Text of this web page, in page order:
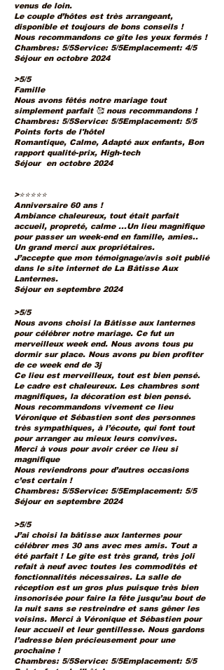
venus de loin.
Le couple d’hôtes est très arrangeant,
disponible et toujours de bons conseils !
Nous recommandons ce gîte les yeux fermés !
Chambres: 5/5Service: 5/5Emplacement: 4/5
Séjour en octobre 2024
>5/5
Famille
Nous avons fêtés notre mariage tout
simplement parfait 🥰 nous recommandons !
Chambres: 5/5Service: 5/5Emplacement: 5/5
Points forts de l'hôtel
Romantique, Calme, Adapté aux enfants, Bon
rapport qualité-prix, High-tech
Séjour en octobre 2024
>⭐⭐⭐⭐⭐
Anniversaire 60 ans !
Ambiance chaleureux, tout était parfait
accueil, propreté, calme ...Un lieu magnifique
pour passer un week-end en famille, amies..
Un grand merci aux propriétaires.
J’accepte que mon témoignage/avis soit publié
dans le site internet de La Bâtisse Aux
Lanternes.
Séjour en septembre 2024
>5/5
Nous avons choisi la Bâtisse aux lanternes
pour célébrer notre mariage. Ce fut un
merveilleux week end. Nous avons tous pu
dormir sur place. Nous avons pu bien profiter
de ce week end de 3j
Ce lieu est merveilleux, tout est bien pensé.
Le cadre est chaleureux. Les chambres sont
magnifiques, la décoration est bien pensé.
Nous recommandons vivement ce lieu
Véronique et Sébastien sont des personnes
très sympathiques, à l’écoute, qui font tout
pour arranger au mieux leurs convives.
Merci à vous pour avoir créer ce lieu si
magnifique
Nous reviendrons pour d’autres occasions
c’est certain !
Chambres: 5/5Service: 5/5Emplacement: 5/5
Séjour en septembre 2024
>5/5
J’ai choisi la bâtisse aux lanternes pour
célébrer mes 30 ans avec mes amis. Tout a
été parfait ! Le gîte est très grand, très joli
refait à neuf avec toutes les commodités et
fonctionnalités nécessaires. La salle de
réception est un gros plus puisque très bien
insonorisée pour faire la fête jusqu’au bout de
la nuit sans se restreindre et sans gêner les
voisins. Merci à Véronique et Sébastien pour
leur accueil et leur gentillesse. Nous gardons
l’adresse bien précieusement pour une
prochaine !
Chambres: 5/5Service: 5/5Emplacement: 5/5